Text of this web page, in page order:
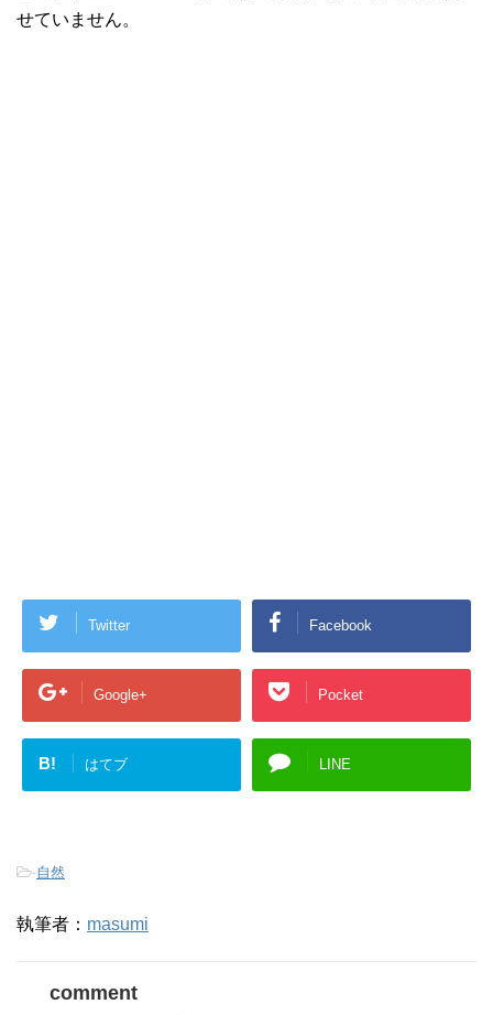
せていません。
Twitter Facebook
Google+ Pocket
B! はてブ LINE
-自然
執筆者： masumi
comment